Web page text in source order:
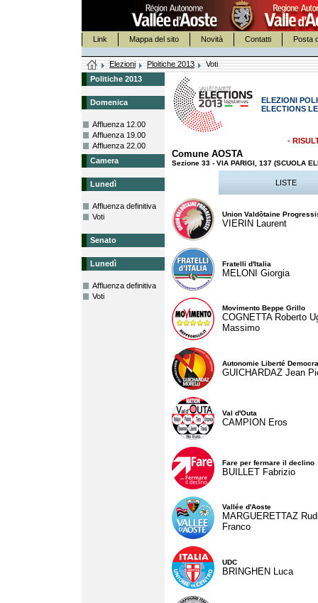
Link Mappa del sito Novità Contatti Posta
Elezioni Ploitiche 2013
Voti
Politiche 2013
Domenica
Affluenza 12.00
Affluenza 19.00
Affluenza 22.00
Camera
Lunedì
Affluenza definitiva
Voti
Senato
Lunedì
Affluenza definitiva
Voti
ELEZIONI
ELECTIONS
-
Comune AOSTA
Sezione 33 - VIA PARIGI, 137 (SCUOLA
LISTE
Union Valdôtaine
VIERIN Laurent
Fratelli d'Italia
MELONI Giorgia
Movimento Beppe Grillo
COGNETTA Roberto
Massimo
Autonomie Liberté
GUICHARDAZ Jean
Val d'Outa
CAMPION Eros
Fare per fermare il declino
BUILLET Fabrizio
Vallée d'Aoste
MARGUERETTAZ
Franco
UDC
BRINGHEN Luca